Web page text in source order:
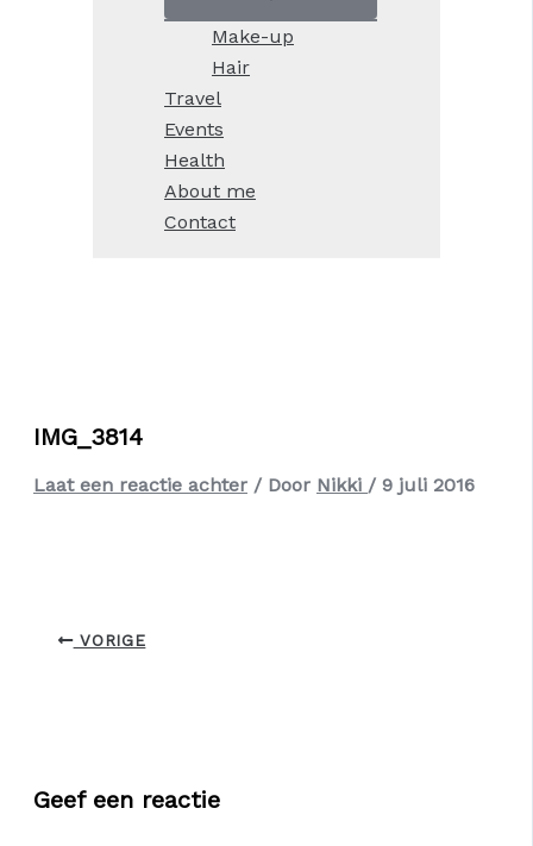
Make-up
Hair
Travel
Events
Health
About me
Contact
IMG_3814
Laat een reactie achter / Door Nikki / 9 juli 2016
VORIGE
Geef een reactie